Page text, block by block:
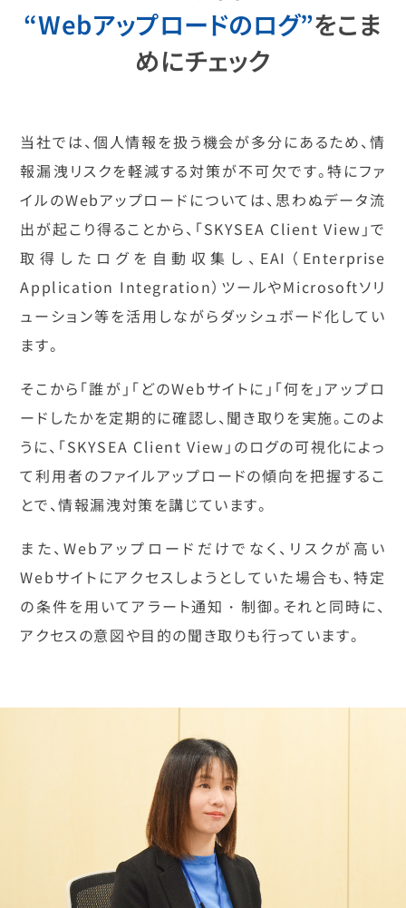
“Webアップロードのログ”をこま
めにチェック
当社では、個人情報を扱う機会が多分にあるため、情
報漏洩リスクを軽減する対策が不可欠です。特にファ
イルのWebアップロードについては、思わぬデータ流
出が起こり得ることから、「SKYSEA Client View」で
取得したログを自動収集し、EAI（Enterprise
Application Integration）ツールやMicrosoftソリ
ューション等を活用しながらダッシュボード化してい
ます。
そこから「誰が」「どのWebサイトに」「何を」アップロ
ードしたかを定期的に確認し、聞き取りを実施。このよ
うに、「SKYSEA Client View」のログの可視化によっ
て利用者のファイルアップロードの傾向を把握するこ
とで、情報漏洩対策を講じています。
また、Webアップロードだけでなく、リスクが高い
Webサイトにアクセスしようとしていた場合も、特定
の条件を用いてアラート通知・制御。それと同時に、
アクセスの意図や目的の聞き取りも行っています。